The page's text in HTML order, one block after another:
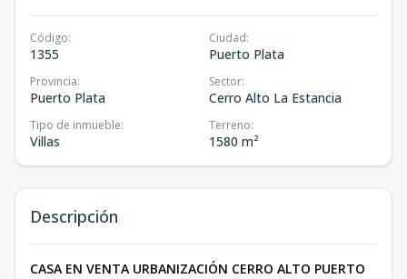
Código:
1355
Ciudad:
Puerto Plata
Provincia:
Puerto Plata
Sector:
Cerro Alto La Estancia
Tipo de inmueble:
Villas
Terreno:
1580 m²
Descripción
CASA EN VENTA URBANIZACIÓN CERRO ALTO PUERTO